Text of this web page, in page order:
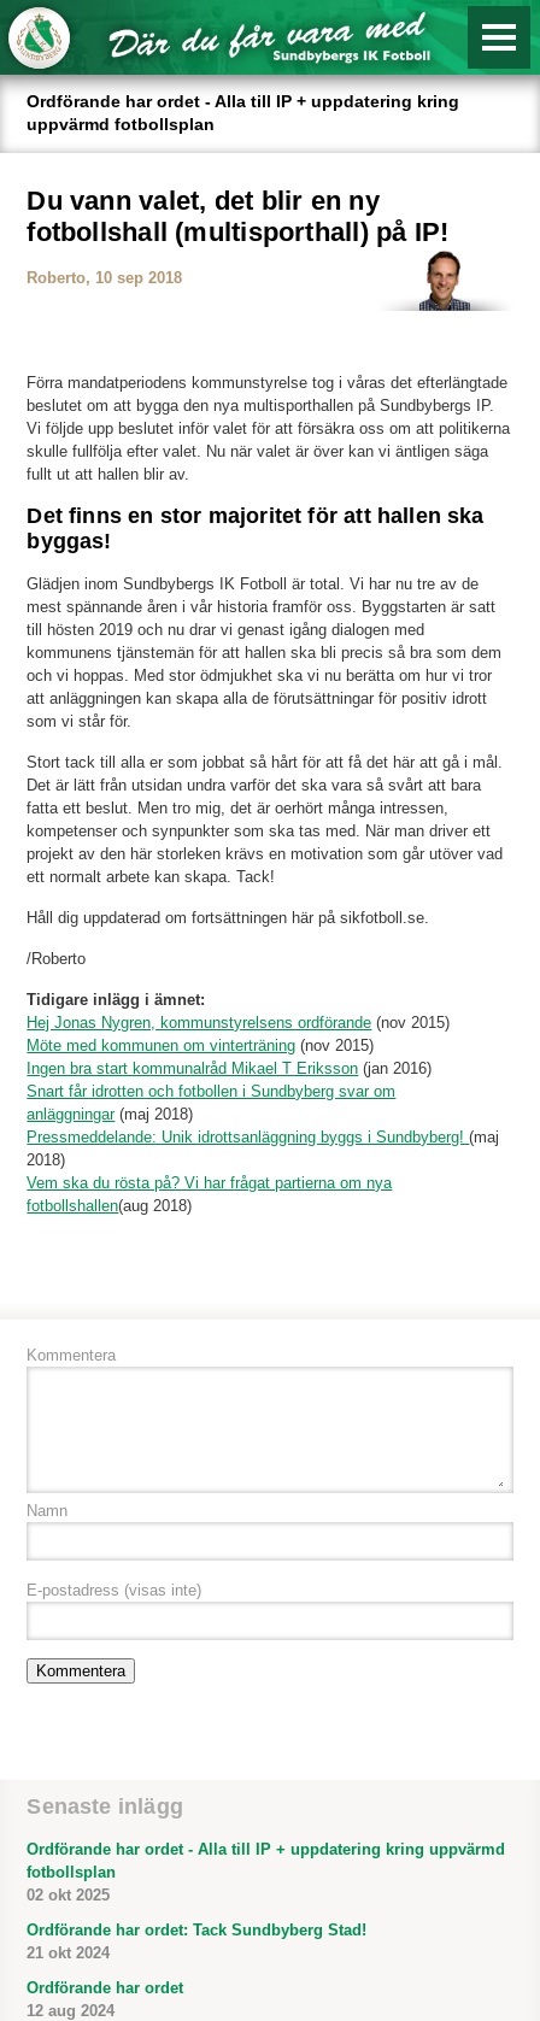
Ordförande har ordet - Alla till IP + uppdatering kring
uppvärmd fotbollsplan
Du vann valet, det blir en ny
fotbollshall (multisporthall) på IP!
Roberto, 10 sep 2018
Förra mandatperiodens kommunstyrelse tog i våras det efterlängtade
beslutet om att bygga den nya multisporthallen på Sundbybergs IP.
Vi följde upp beslutet inför valet för att försäkra oss om att politikerna
skulle fullfölja efter valet. Nu när valet är över kan vi äntligen säga
fullt ut att hallen blir av.
Det finns en stor majoritet för att hallen ska
byggas!
Glädjen inom Sundbybergs IK Fotboll är total. Vi har nu tre av de
mest spännande åren i vår historia framför oss. Byggstarten är satt
till hösten 2019 och nu drar vi genast igång dialogen med
kommunens tjänstemän för att hallen ska bli precis så bra som dem
och vi hoppas. Med stor ödmjukhet ska vi nu berätta om hur vi tror
att anläggningen kan skapa alla de förutsättningar för positiv idrott
som vi står för.
Stort tack till alla er som jobbat så hårt för att få det här att gå i mål.
Det är lätt från utsidan undra varför det ska vara så svårt att bara
fatta ett beslut. Men tro mig, det är oerhört många intressen,
kompetenser och synpunkter som ska tas med. När man driver ett
projekt av den här storleken krävs en motivation som går utöver vad
ett normalt arbete kan skapa. Tack!
Håll dig uppdaterad om fortsättningen här på sikfotboll.se.
/Roberto
Tidigare inlägg i ämnet:
Hej Jonas Nygren, kommunstyrelsens ordförande (nov 2015)
Möte med kommunen om vinterträning (nov 2015)
Ingen bra start kommunalråd Mikael T Eriksson (jan 2016)
Snart får idrotten och fotbollen i Sundbyberg svar om
anläggningar (maj 2018)
Pressmeddelande: Unik idrottsanläggning byggs i Sundbyberg!(maj
2018)
Vem ska du rösta på? Vi har frågat partierna om nya
fotbollshallen(aug 2018)
Kommentera
Namn
E-postadress (visas inte)
Senaste inlägg
Ordförande har ordet - Alla till IP + uppdatering kring uppvärmd
fotbollsplan
02 okt 2025
Ordförande har ordet: Tack Sundbyberg Stad!
21 okt 2024
Ordförande har ordet
12 aug 2024